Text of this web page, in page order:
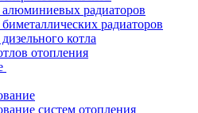
алюминиевых радиаторов
радиаторов
котла
отопления
систем отопления